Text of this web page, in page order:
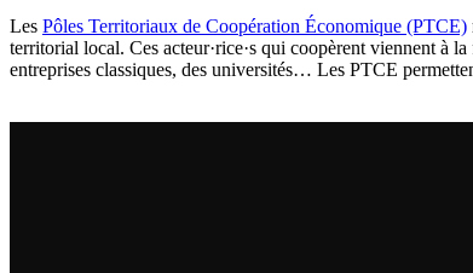
Les Pôles Territoriaux de Coopération Économique (PTCE)
territorial local. Ces acteur·rice·s qui coopèrent viennent à
entreprises classiques, des universités… Les PTCE